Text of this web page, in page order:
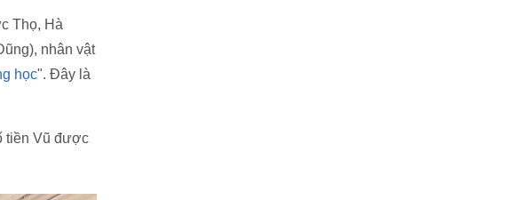
Thọ, Hà
nhân vật
học". Đây là
tiền Vũ được